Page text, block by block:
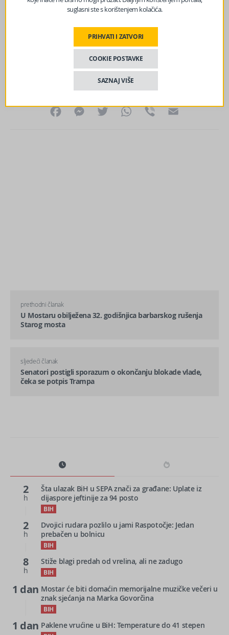
Amerikanci sada nezadovoljni Trumpovom politikom
tijekom njegovog ponovnog izbora, zaključuje analiza
haber.ba
FacebookMessenger
Twitter WhatsApp
Viber
prethodni članak
U Mostaru obilježena 32. godišnjica barbarskog rušenja
Starog mosta
sljedeći članak
Senatori postigli sporazum o okončanju blokade vlade,
čeka se potpis Trampa
2
h
Šta ulazak BiH u SEPA znači za građane: Uplate iz
dijaspore jeftinije za 94 posto
BIH
2
h
Dvojici rudara pozlilo u jami Raspotočje: Jedan
prebačen u bolnicu
BIH
8
h
Stiže blagi predah od vrelina, ali ne zadugo
BIH
1 dan Mostar će biti domaćin memorijalne muzičke večeri u
znak sjećanja na Marka Govorčina
BIH
1 dan Paklene vrućine u BiH: Temperature do 41 stepen
suglasni ste s korištenjem kolačića.
PRIHVATI I ZATVORI
COOKIE POSTAVKE
SAZNAJ VIŠE